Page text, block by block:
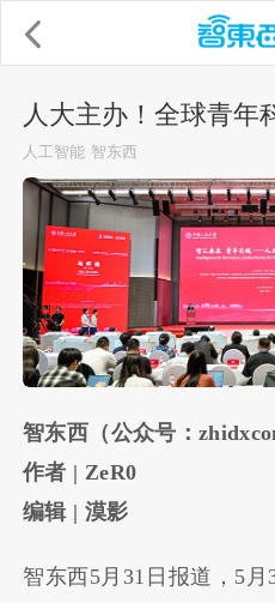
人大主办！全球青年
人工智能 智东西
智东西（公众号：
作者 | ZeR0
编辑 | 漠影
智东西5月31日报道，5